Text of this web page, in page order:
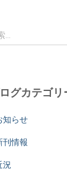
…
グカテゴリ
知らせ
刊情報
況